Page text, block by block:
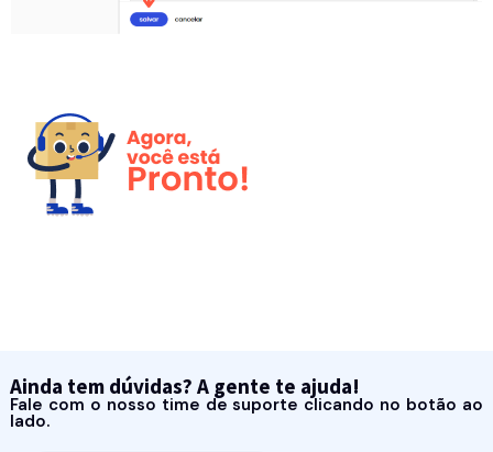
Ainda tem dúvidas? A gente te ajuda!
Fale com o nosso time de suporte clicando no botão ao
lado.